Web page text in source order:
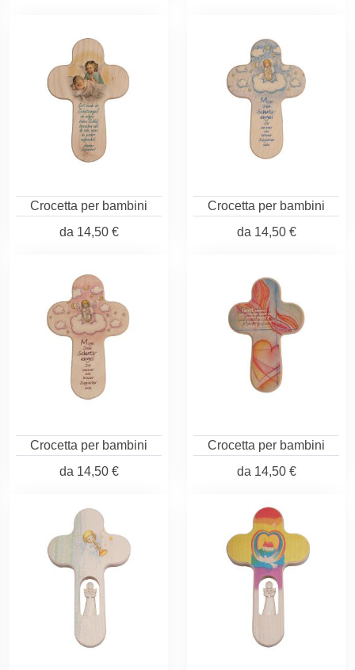
Crocetta per bambini
da 14,50 €
Crocetta per bambini
da 14,50 €
Crocetta per bambini
da 14,50 €
Crocetta per bambini
da 14,50 €